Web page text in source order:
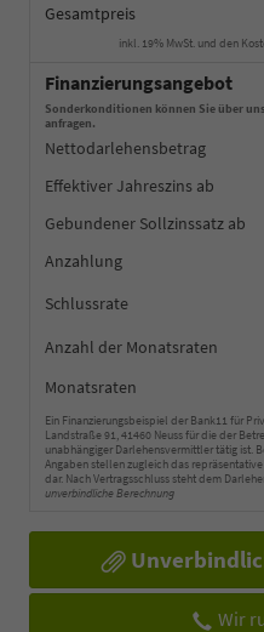
Gesamtpreis
inkl. 19% MwSt. und den
Finanzierungsangebot
Sonderkonditionen können Sie über
anfragen.
Nettodarlehensbetrag
Effektiver Jahreszins
Gebundener Sollzinssatz
Anzahlung
Schlussrate
Anzahl der Monatsraten
Monatsraten
Ein Finanzierungsbeispiel der Bank11 für
Landstraße 91, 41460 Neuss für die der
unabhängiger Darlehensvermittler tätig ist.
Angaben stellen zugleich das
dar. Nach Vertragsschluss steht dem
unverbindliche Berechnung
Wir